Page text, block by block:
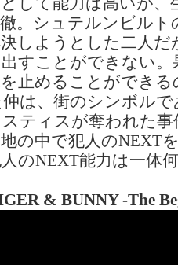
。シュテルンビルト
しようとした二人
すことができない
を止めることができ
は、街のシンボル
ティスが奪われた
の中で犯人のNEXT
のNEXT能力は一体
& BUNNY -The